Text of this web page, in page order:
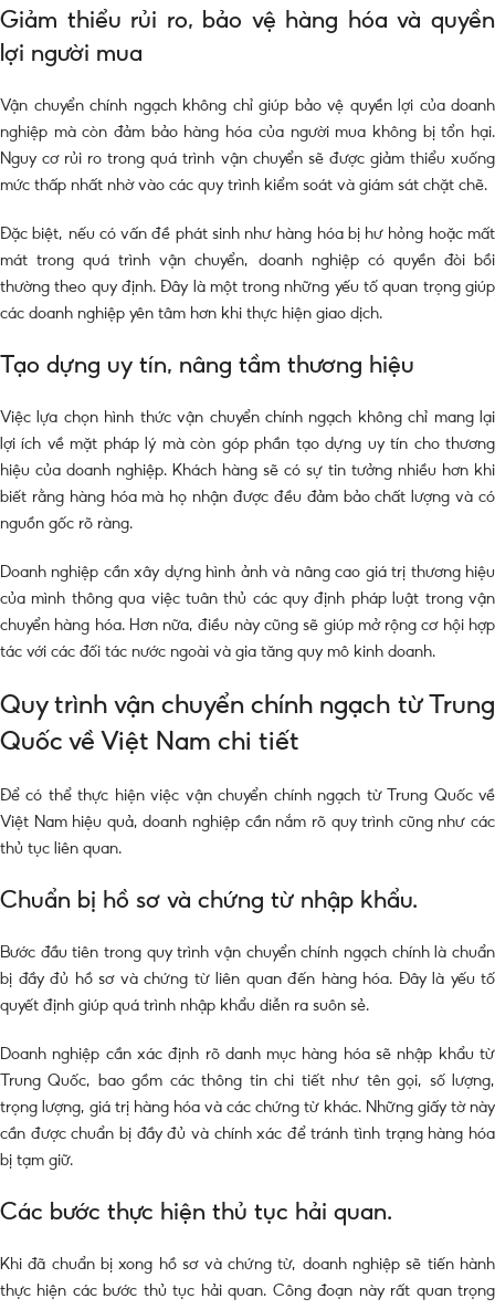
Giảm thiểu rủi ro, bảo vệ hàng hóa và quyền
lợi người mua
Vận chuyển chính ngạch không chỉ giúp bảo vệ quyền lợi của doanh
nghiệp mà còn đảm bảo hàng hóa của người mua không bị tổn hại.
Nguy cơ rủi ro trong quá trình vận chuyển sẽ được giảm thiểu xuống
mức thấp nhất nhờ vào các quy trình kiểm soát và giám sát chặt chẽ.
Đặc biệt, nếu có vấn đề phát sinh như hàng hóa bị hư hỏng hoặc mất
mát trong quá trình vận chuyển, doanh nghiệp có quyền đòi bồi
thường theo quy định. Đây là một trong những yếu tố quan trọng giúp
các doanh nghiệp yên tâm hơn khi thực hiện giao dịch.
Tạo dựng uy tín, nâng tầm thương hiệu
Việc lựa chọn hình thức vận chuyển chính ngạch không chỉ mang lại
lợi ích về mặt pháp lý mà còn góp phần tạo dựng uy tín cho thương
hiệu của doanh nghiệp. Khách hàng sẽ có sự tin tưởng nhiều hơn khi
biết rằng hàng hóa mà họ nhận được đều đảm bảo chất lượng và có
nguồn gốc rõ ràng.
Doanh nghiệp cần xây dựng hình ảnh và nâng cao giá trị thương hiệu
của mình thông qua việc tuân thủ các quy định pháp luật trong vận
chuyển hàng hóa. Hơn nữa, điều này cũng sẽ giúp mở rộng cơ hội hợp
tác với các đối tác nước ngoài và gia tăng quy mô kinh doanh.
Quy trình vận chuyển chính ngạch từ Trung
Quốc về Việt Nam chi tiết
Để có thể thực hiện việc vận chuyển chính ngạch từ Trung Quốc về
Việt Nam hiệu quả, doanh nghiệp cần nắm rõ quy trình cũng như các
thủ tục liên quan.
Chuẩn bị hồ sơ và chứng từ nhập khẩu.
Bước đầu tiên trong quy trình vận chuyển chính ngạch chính là chuẩn
bị đầy đủ hồ sơ và chứng từ liên quan đến hàng hóa. Đây là yếu tố
quyết định giúp quá trình nhập khẩu diễn ra suôn sẻ.
Doanh nghiệp cần xác định rõ danh mục hàng hóa sẽ nhập khẩu từ
Trung Quốc, bao gồm các thông tin chi tiết như tên gọi, số lượng,
trọng lượng, giá trị hàng hóa và các chứng từ khác. Những giấy tờ này
cần được chuẩn bị đầy đủ và chính xác để tránh tình trạng hàng hóa
bị tạm giữ.
Các bước thực hiện thủ tục hải quan.
Khi đã chuẩn bị xong hồ sơ và chứng từ, doanh nghiệp sẽ tiến hành
thực hiện các bước thủ tục hải quan. Công đoạn này rất quan trọng